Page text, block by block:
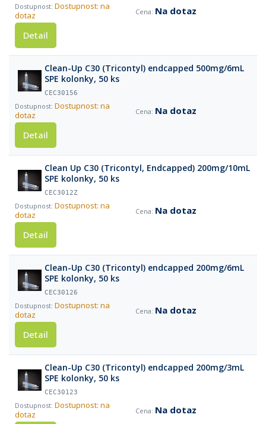
Dostupnost: na
dotaz
Na dotaz
Detail
Clean-Up C30 (Tricontyl) endcapped 500mg/6mL
SPE kolonky, 50 ks
CEC30156
Dostupnost: na
dotaz
Na dotaz
Detail
Clean Up C30 (Tricontyl, Endcapped) 200mg/10mL
SPE kolonky, 50 ks
CEC3012Z
Dostupnost: na
dotaz
Na dotaz
Detail
Clean-Up C30 (Tricontyl) endcapped 200mg/6mL
SPE kolonky, 50 ks
CEC30126
Dostupnost: na
dotaz
Na dotaz
Detail
Clean-Up C30 (Tricontyl) endcapped 200mg/3mL
SPE kolonky, 50 ks
CEC30123
Dostupnost: na
dotaz
Na dotaz